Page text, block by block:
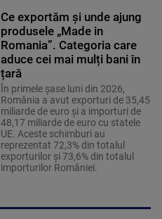
Ce exportăm și unde ajung
produsele „Made in
Romania”. Categoria care
aduce cei mai mulți bani în
țară
În primele șase luni din 2026,
România a avut exporturi de 35,45
miliarde de euro și a importuri de
48,17 miliarde de euro cu statele
UE. Aceste schimburi au
reprezentat 72,3% din totalul
exporturilor și 73,6% din totalul
importurilor României.